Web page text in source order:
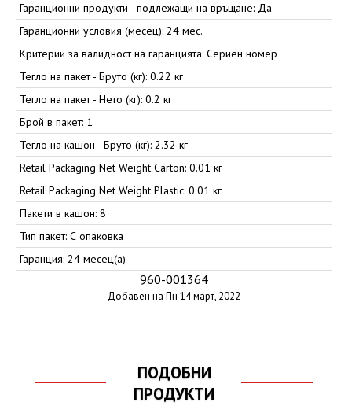
Гаранционни продукти - подлежащи на връщане: Да
Гаранционни условия (месец): 24 мес.
Критерии за валидност на гаранцията: Сериен номер
Тегло на пакет - Бруто (кг): 0.22 кг
Тегло на пакет - Нето (кг): 0.2 кг
Брой в пакет: 1
Тегло на кашон - Бруто (кг): 2.32 кг
Retail Packaging Net Weight Carton: 0.01 кг
Retail Packaging Net Weight Plastic: 0.01 кг
Пакети в кашон: 8
Тип пакет: С опаковка
Гаранция: 24 месец(а)
960-001364
Добавен на Пн 14 март, 2022
ПОДОБНИ
ПРОДУКТИ